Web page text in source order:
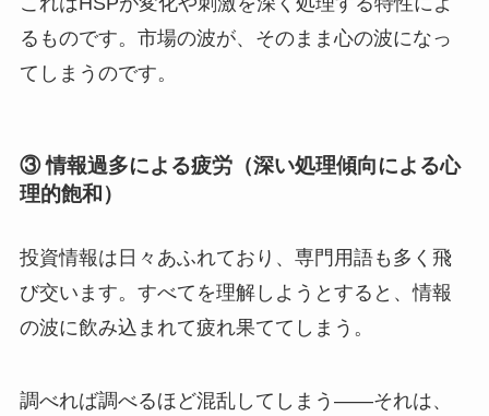
るものです。市場の波が、そのまま心の波になっ
てしまうのです。
③ 情報過多による疲労（深い処理傾向による心
理的飽和）
投資情報は日々あふれており、専門用語も多く飛
び交います。すべてを理解しようとすると、情報
の波に飲み込まれて疲れ果ててしまう。
調べれば調べるほど混乱してしまう――それは、